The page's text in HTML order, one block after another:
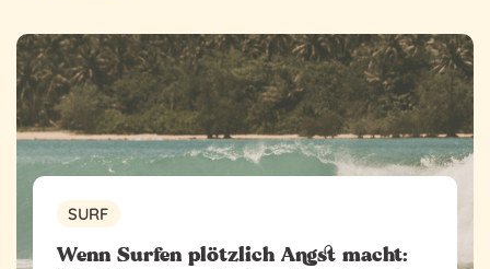
SURF
Wenn Surfen plötzlich Angst macht: